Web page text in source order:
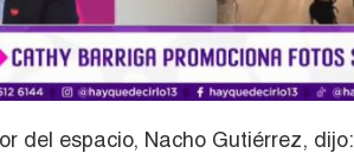
del espacio, Nacho Gutiérrez, dijo: